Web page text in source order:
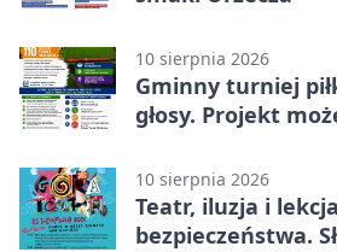
10 sierpnia 2026
Gminny turniej
głosy. Projekt
10 sierpnia 2026
Teatr, iluzja i lekcja
bezpieczeństwa.